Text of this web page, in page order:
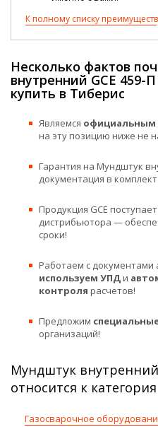
К полному списку преимуществ
Несколько фактов
внутренний GCE
купить в Тиберис
Являемся официальным
на эту позицию ниже не
Гарантия на Мундштук
документация в
Продукция GCE
дистрибьютора —
сроки!
Работаем с
используем УПДи
контроля расчетов!
Предложим
организаций!
Мундштук
относится к
Газосварочное